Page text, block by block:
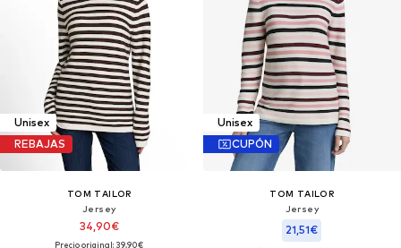
Unisex
REBAJAS
TOM TAILOR
Jersey
34,90€
Precio original: 39,90€
Unisex
CUPÓN
TOM TAILOR
Jersey
21,51€